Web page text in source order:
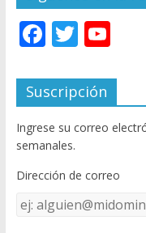
F
e
b
o
o
k
T
itt
er
Y
u
T
u
e
C
Suscripción
Ingrese su correo
semanales.
Dirección de correo
Dirección
de